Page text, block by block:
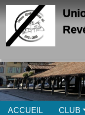
ACCUEIL CLUB
Panneau de gestion